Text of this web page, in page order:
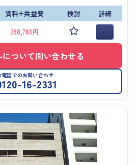
賃料+共益費 検討
詳細
288,783円
について問い合わせる
電話でのお問い合わせ
16-2331